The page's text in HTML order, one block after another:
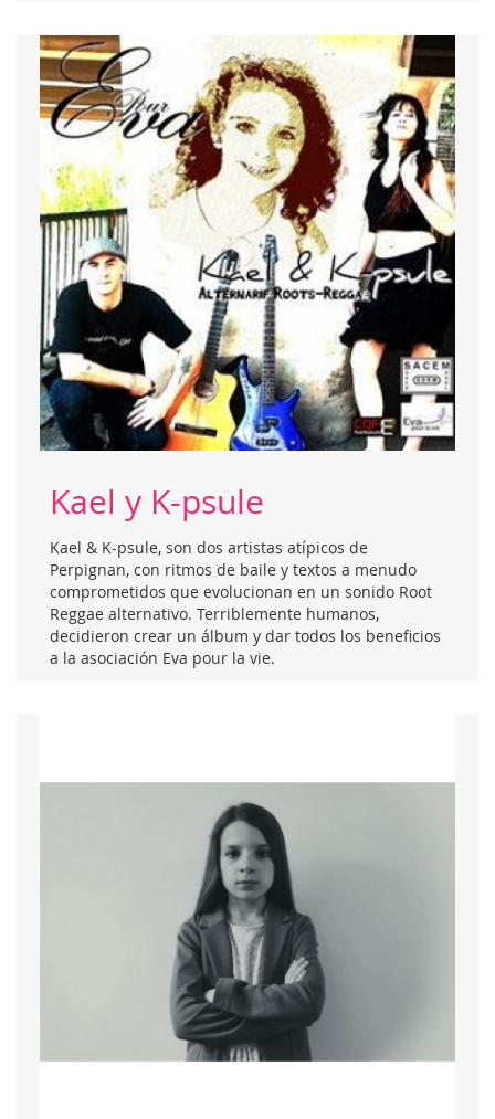
Kael y K-psule
Kael & K-psule, son dos artistas atípicos de
Perpignan, con ritmos de baile y textos a menudo
comprometidos que evolucionan en un sonido Root
Reggae alternativo. Terriblemente humanos,
decidieron crear un álbum y dar todos los beneficios
a la asociación Eva pour la vie.